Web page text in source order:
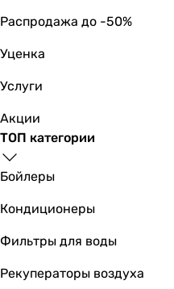
Распродажа до -50%
Уценка
Услуги
Акции
ТОП категории
Бойлеры
Кондиционеры
Фильтры для воды
Рекуператоры воздуха